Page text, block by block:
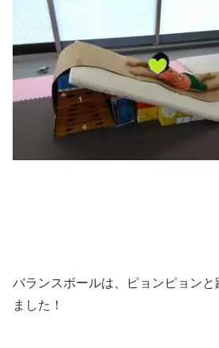
バランスボールは、ピョンピョン
ました！